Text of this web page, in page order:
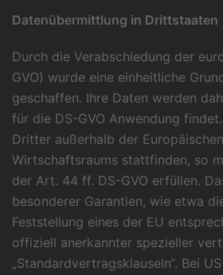
Datenübermittlung in Drittstaaten
Durch die Verabschiedung der
GVO) wurde eine einheitliche
geschaffen. Ihre Daten werden
für die DS-GVO Anwendung
Dritter außerhalb der
Wirtschaftsraums stattfinden, so
der Art. 44 ff. DS-GVO erfüllen.
besonderer Garantien, wie etwa
Feststellung eines der EU
offiziell anerkannter spezieller
„Standardvertragsklauseln“. Bei